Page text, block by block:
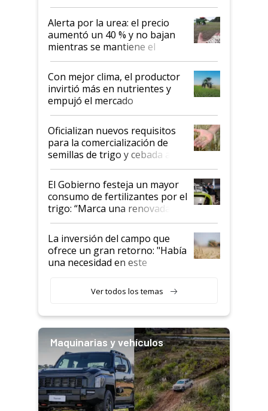
Alerta por la urea: el precio
aumentó un 40 % y no bajan
mientras se mantiene el
conflicto en Medio Oriente
Con mejor clima, el productor
invirtió más en nutrientes y
empujó el mercado
Oficializan nuevos requisitos
para la comercialización de
semillas de trigo y cebada a
granel
El Gobierno festeja un mayor
consumo de fertilizantes por el
trigo: “Marca una renovada
confianza de los productores”
La inversión del campo que
ofrece un gran retorno: "Había
una necesidad en este
Ver todos los temas
Maquinarias y vehículos